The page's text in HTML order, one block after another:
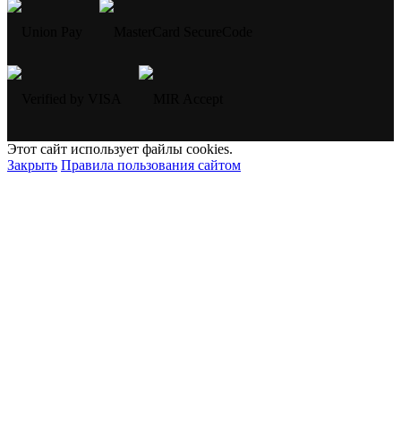
Этот сайт использует файлы cookies.
Закрыть Правила пользования сайтом